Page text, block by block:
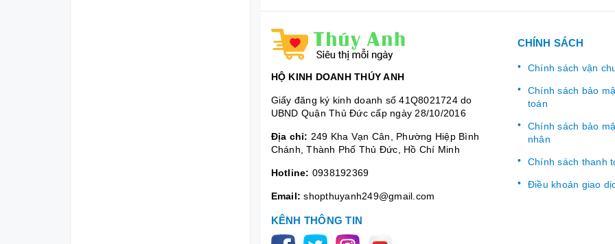
HỘ KINH DOANH THÚY ANH
Giấy đăng ký kinh doanh số 41Q8021724 do
UBND Quận Thủ Đức cấp ngày 28/10/2016
Địa chỉ: 249 Kha Vạn Cân, Phường Hiệp Bình
Chánh, Thành Phố Thủ Đức, Hồ Chí Minh
Hotline: 0938192369
Email: shopthuyanh249@gmail.com
KÊNH THÔNG TIN
CHÍNH SÁCH
Chính sách vận
Chính sách bảo
toán
Chính sách bảo
nhân
Chính sách thanh
Điều khoản giao